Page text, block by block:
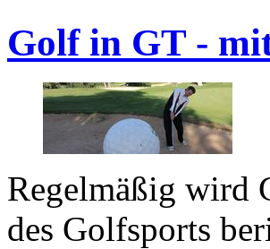
Golf in GT -
Regelmäßig wird
des Golfsports